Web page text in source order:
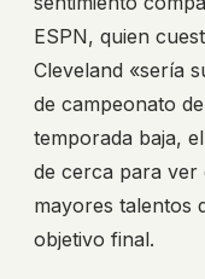
ESPN, quien
Cleveland «sería
de campeonato
temporada baja,
de cerca para ver
mayores talentos
objetivo final.